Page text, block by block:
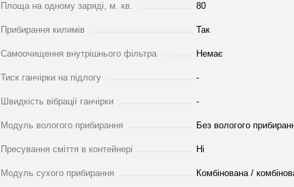
Площа на одному заряді, м. кв. 80
Прибирання килимів Так
Самоочищення внутрішнього фільтра Немає
Тиск ганчірки на підлогу -
Швидкість вібрації ганчірки -
Модуль вологого прибирання Без вологого
Пресування сміття в контейнері Ні
Модуль сухого прибирання Комбінована /